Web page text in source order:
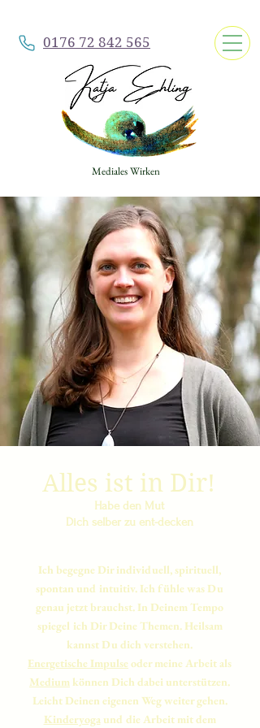
0176 72 842 565
Mediales Wirken
Alles ist in Dir!
Habe den Mut
Dich selber zu ent-decken
Ich begegne Dir individuell, spirituell,
spontan und intuitiv. Ich fühle was Du
genau jetzt brauchst. In Deinem Tempo
spiegel ich Dir Deine Themen. Heilsam
kannst Du dich verstehen.
Energetische Impulseoder meine Arbeit als
Medium können Dich dabei unterstützen.
Leicht Deinen eigenen Weg weiter gehen.
Kinderyogaund die Arbeit mit dem